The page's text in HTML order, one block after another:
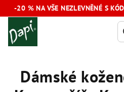
Přejít
na
-20 % NA VŠE NEZLEVNĚNÉ S
Dámské